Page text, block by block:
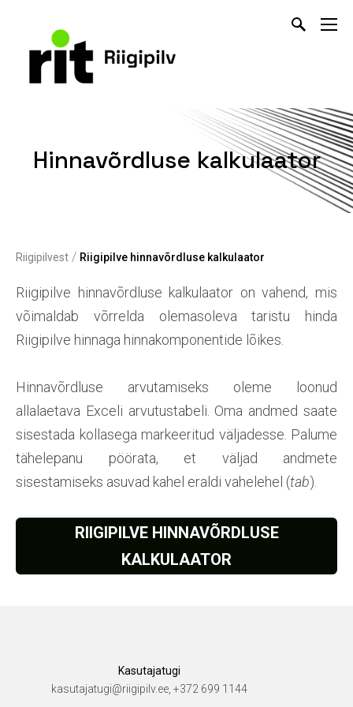
Hinnavõrdluse kalkulaator
Riigipilvest / Riigipilve hinnavõrdluse kalkulaator
Riigipilve hinnavõrdluse kalkulaator on vahend, mis
võimaldab võrrelda olemasoleva taristu hinda
Riigipilve hinnaga hinnakomponentide lõikes.
Hinnavõrdluse arvutamiseks oleme loonud
allalaetava Exceli arvutustabeli. Oma andmed saate
sisestada kollasega markeeritud väljadesse. Palume
tähelepanu pöörata, et väljad andmete
sisestamiseks asuvad kahel eraldi vahelehel (tab).
RIIGIPILVE HINNAVÕRDLUSE
KALKULAATOR
Kasutajatugi
kasutajatugi@riigipilv.ee, +372 699 1144